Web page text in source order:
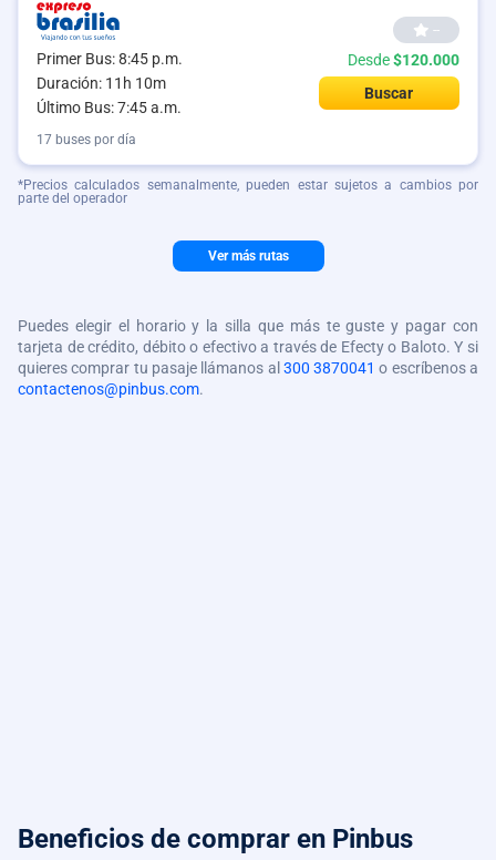
Primer Bus: 8:45 p.m.
Duración: 11h 10m
Último Bus: 7:45 a.m.
--
Desde$120.000
Buscar
17 buses por día
*Precios calculados semanalmente, pueden estar sujetos a cambios por
parte del operador
Ver más rutas
Puedes elegir el horario y la silla que más te guste y pagar con
tarjeta de crédito, débito o efectivo a través de Efecty o Baloto. Y si
quieres comprar tu pasaje llámanos al 300 3870041 o escríbenos a
contactenos@pinbus.com.
Beneficios de comprar en Pinbus